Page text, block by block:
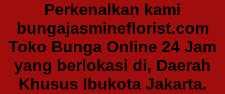
Perkenalkan kami
bungajasmineflorist.com
Toko Bunga Online 24 Jam
yang berlokasi di, Daerah
Khusus Ibukota Jakarta.